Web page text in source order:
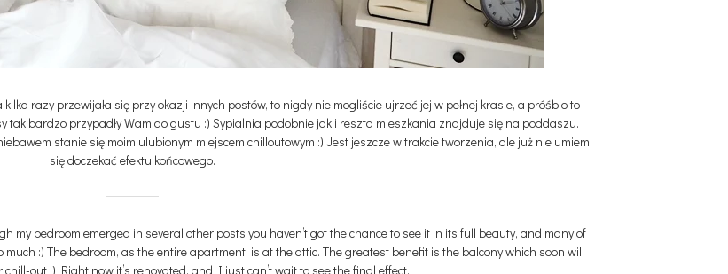
razy przewijała się przy okazji innych postów, to nigdy nie mogliście ujrzeć jej w pełnej krasie, a próśb o to
tak bardzo przypadły Wam do gustu :) Sypialnia podobnie jak i reszta mieszkania znajduje się na poddaszu.
stanie się moim ulubionym miejscem chilloutowym :) Jest jeszcze w trakcie tworzenia, ale już nie umiem
się doczekać efektu końcowego.
my bedroom emerged in several other posts you haven’t got the chance to see it in its full beauty, and many of
:) The bedroom, as the entire apartment, is at the attic. The greatest benefit is the balcony which soon will
chill-out :) Right now it’s renovated, and I just can’t wait to see the final effect.